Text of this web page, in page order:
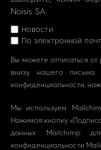
Noisis SA:
Новости
По электронной
Вы можете отписаться
внизу нашего
конфиденциальности,
Мы используем
Нажимая кнопку
данных Mailchimp
конфиденциальности